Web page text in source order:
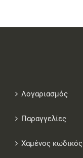
Λογαριασμός
Παραγγελίες
Χαμένος κωδικός